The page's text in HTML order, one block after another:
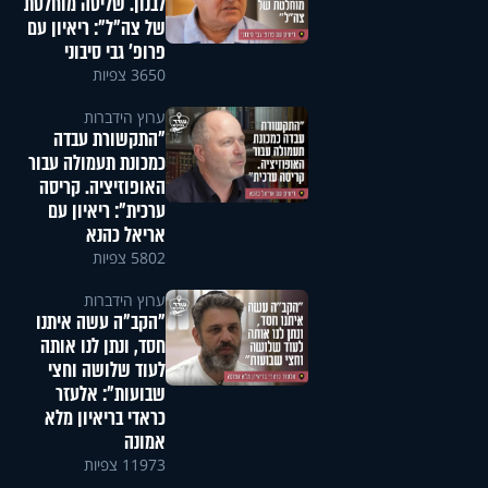
של צה"ל": ריאיון עם
פרופ' גבי סיבוני
3650 צפיות
ערוץ הידברות
"התקשורת עבדה
כמכונת תעמולה עבור
האופוזיציה. קריסה
ערכית": ריאיון עם
אריאל כהנא
5802 צפיות
ערוץ הידברות
"הקב"ה עשה איתנו
חסד, ונתן לנו אותה
לעוד שלושה וחצי
שבועות": אלעזר
כראדי בריאיון מלא
אמונה
11973 צפיות